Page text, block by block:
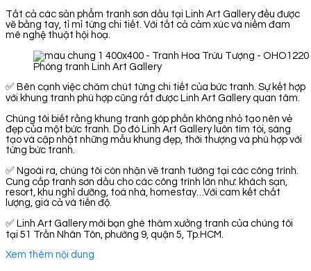
Tất cả các sản phẩm tranh sơn dầu tại Linh Art Gallery đều được
vẽ bằng tay, tỉ mỉ từng chi tiết. Với tất cả cảm xúc và niềm đam
mê nghệ thuật hội hoạ.
Phòng tranh Linh Art Gallery
✅ Bên cạnh việc chăm chút từng chi tiết của bức tranh. Sự kết hợp
với khung tranh phù hợp cũng rất được Linh Art Gallery quan tâm.
Chúng tôi biết rằng khung tranh góp phần không nhỏ tạo nên vẻ
đẹp của một bức tranh. Do đó Linh Art Gallery luôn tìm tòi, sáng
tạo và cập nhật những mẫu khung đẹp, thời thượng và phù hợp với
từng bức tranh.
✅ Ngoài ra, chúng tôi còn nhận vẽ tranh tường tại các công trình.
Cung cấp tranh sơn dầu cho các công trình lớn như: khách sạn,
resort, khu nghỉ dưỡng, toà nhà, homestay…Với cam kết chất
lượng, giá cả và tiến độ.
✅ Linh Art Gallery mời bạn ghé thăm xưởng tranh của chúng tôi
tại 51 Trần Nhân Tôn, phường 9, quận 5, Tp.HCM.
Xem thêm nội dung